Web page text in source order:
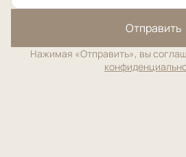
Отправить
Нажимая «Отправить», вы